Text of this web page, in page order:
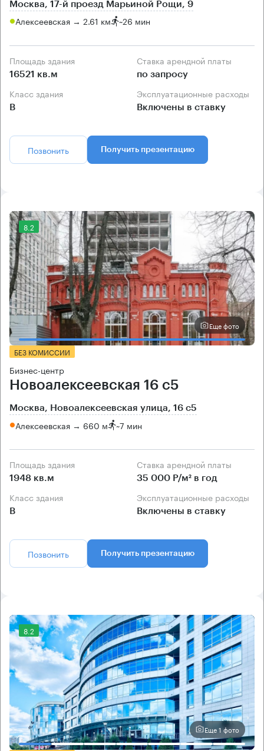
Москва, 17-й проезд Марьиной Рощи, 9
Алексеевская → 2.61 км ~26 мин
Площадь здания
16521 кв.м
Ставка арендной платы
по запросу
Класс здания
B
Эксплуатационные расходы
Включены в ставку
Позвонить Получить презентацию
8.2
Еще фото
БЕЗ КОМИССИИ
Бизнес-центр
Новоалексеевская 16 с5
Москва, Новоалексеевская улица, 16 с5
Алексеевская → 660 м ~7 мин
Площадь здания
1948 кв.м
Ставка арендной платы
35 000 Р/м² в год
Класс здания
B
Эксплуатационные расходы
Включены в ставку
Позвонить Получить презентацию
8.2
Еще 1 фото